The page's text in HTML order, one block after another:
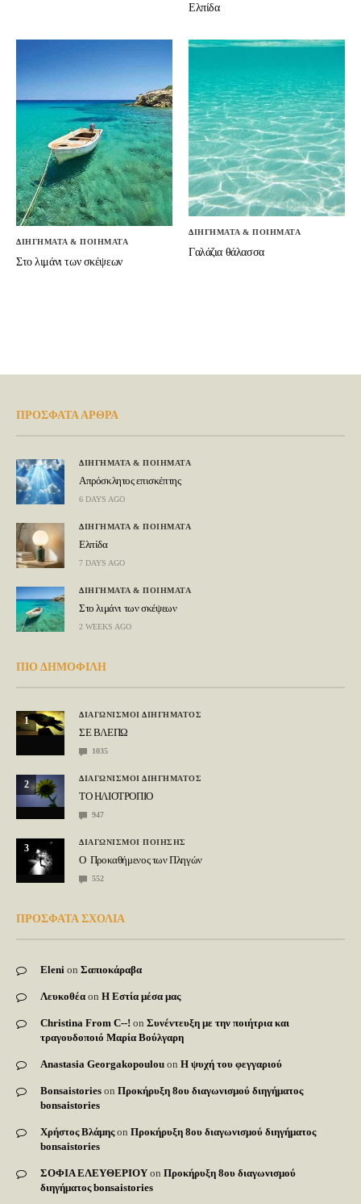
Ελπίδα
ΔΙΗΓΗΜΑΤΑ & ΠΟΙΗΜΑΤΑ
Στο λιμάνι των σκέψεων
ΔΙΗΓΗΜΑΤΑ & ΠΟΙΗΜΑΤΑ
Γαλάζια θάλασσα
ΠΡΟΣΦΑΤΑ ΑΡΘΡΑ
ΔΙΗΓΗΜΑΤΑ & ΠΟΙΗΜΑΤΑ
Απρόσκλητος επισκέπτης
6 DAYS AGO
ΔΙΗΓΗΜΑΤΑ & ΠΟΙΗΜΑΤΑ
Ελπίδα
7 DAYS AGO
ΔΙΗΓΗΜΑΤΑ & ΠΟΙΗΜΑΤΑ
Στο λιμάνι των σκέψεων
2 WEEKS AGO
ΠΙΟ ΔΗΜΟΦΙΛΗ
1
ΔΙΑΓΩΝΙΣΜΟΙ ΔΙΗΓΗΜΑΤΟΣ
ΣΕ ΒΛΕΠΩ
1035
2
ΔΙΑΓΩΝΙΣΜΟΙ ΔΙΗΓΗΜΑΤΟΣ
ΤΟ ΗΛΙΟΤΡΟΠΙΟ
947
3
ΔΙΑΓΩΝΙΣΜΟΙ ΠΟΙΗΣΗΣ
Ο Προκαθήμενος των Πληγών
552
ΠΡΟΣΦΑΤΑ ΣΧΟΛΙΑ
Eleni on Σαπιοκάραβα
Λευκοθέα on Η Εστία μέσα μας
Christina From C--! on Συνέντευξη με την ποιήτρια και
τραγουδοποιό Μαρία Βούλγαρη
Anastasia Georgakopoulou on Η ψυχή του φεγγαριού
Bonsaistories on Προκήρυξη 8ου διαγωνισμού διηγήματος
bonsaistories
Χρήστος Βλάμηςon Προκήρυξη 8ου διαγωνισμού διηγήματος
bonsaistories
ΣΟΦΙΑ ΕΛΕΥΘΕΡΙΟΥ on Προκήρυξη 8ου διαγωνισμού
διηγήματος bonsaistories